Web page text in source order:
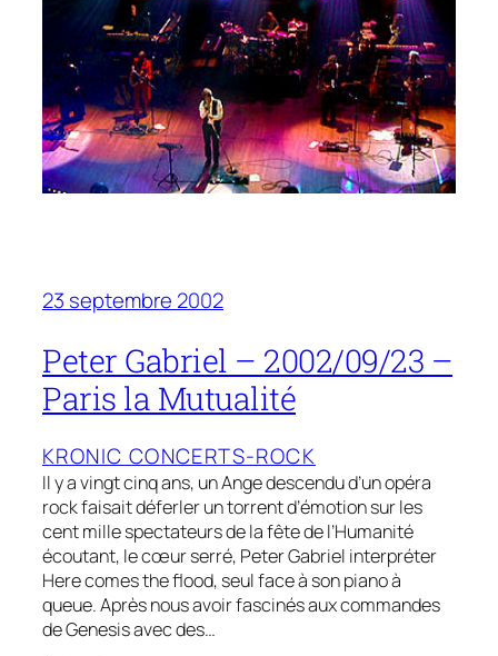
23 septembre 2002
Peter Gabriel – 2002/09/23 –
Paris la Mutualité
KRONIC CONCERTS-ROCK
Il y a vingt cinq ans, un Ange descendu d’un opéra
rock faisait déferler un torrent d’émotion sur les
cent mille spectateurs de la fête de l’Humanité
écoutant, le cœur serré, Peter Gabriel interpréter
Here comes the flood, seul face à son piano à
queue. Après nous avoir fascinés aux commandes
de Genesis avec des…